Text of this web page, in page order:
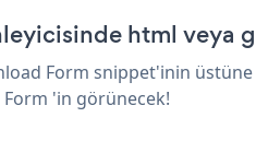
html veya
Form snippet'inin
'in görünecek!